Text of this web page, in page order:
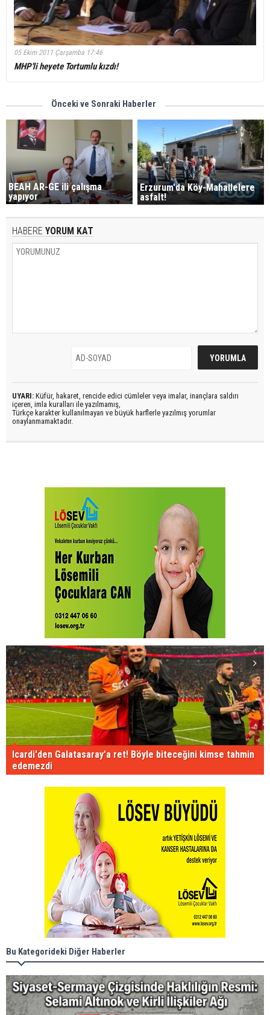
05 Ekim 2011 Çarşamba 17:46
MHP'li heyete Tortumlu kızdı!
Önceki ve Sonraki Haberler
BEAH AR-GE ili çalışma
yapıyor
Erzurum'da Köy-Mahallelere
asfalt!
HABERE YORUM KAT
UYARI: Küfür, hakaret, rencide edici cümleler veya imalar, inançlara saldırı
içeren, imla kuralları ile yazılmamış,
Türkçe karakter kullanılmayan ve büyük harflerle yazılmış yorumlar
onaylanmamaktadır.
Icardi'den Galatasaray'a ret! Böyle biteceğini kimse tahmin
edemezdi
Bu Kategorideki Diğer Haberler